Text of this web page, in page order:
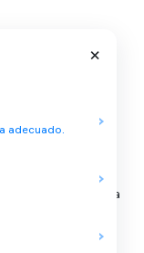
piso -1, local 003
2
de forma rápida
×
adecuado.